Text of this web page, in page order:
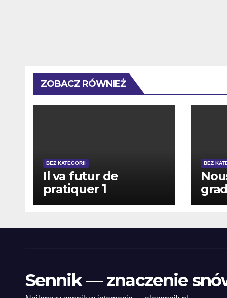
ZOBACZ RÓWNIEŻ
BEZ KATEGORII
Il va futur de
pratiquer 1
abaissements nos 7
jours
BEZ
Sennik — znaczenie